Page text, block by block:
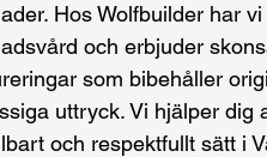
Hos Wolfbuilder har
och erbjuder
som bibehåller
uttryck. Vi hjälper dig
och respektfullt sätt i